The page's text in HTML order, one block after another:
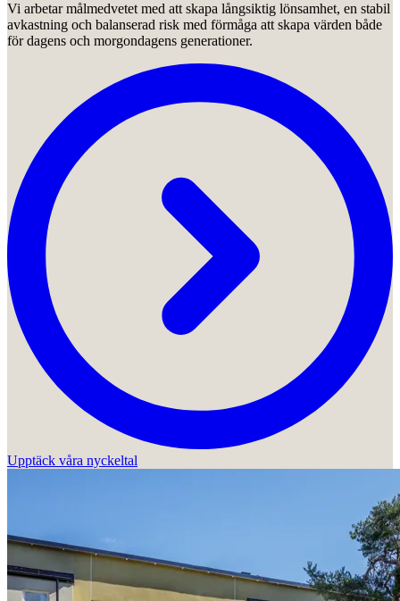
Vi arbetar målmedvetet med att skapa långsiktig lönsamhet, en stabil
avkastning och balanserad risk med förmåga att skapa värden både
för dagens och morgondagens generationer.
Upptäck våra nyckeltal